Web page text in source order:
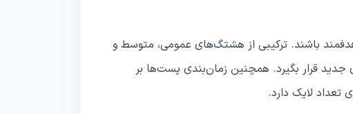
باشند. ترکیبی از هشتگ‌های عمومی، متوسط و
قرار بگیرد. همچنین زمان‌بندی پست‌ها بر
تعداد لایک دارد.